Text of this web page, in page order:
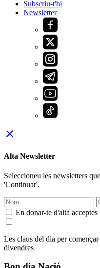
Subscriu-t'hi
Newsletter
close
Alta Newsletter
Seleccioneu les newsletters
'Continuar'.
En donar-te d'alta acceptes
Les claus del dia per
divendres